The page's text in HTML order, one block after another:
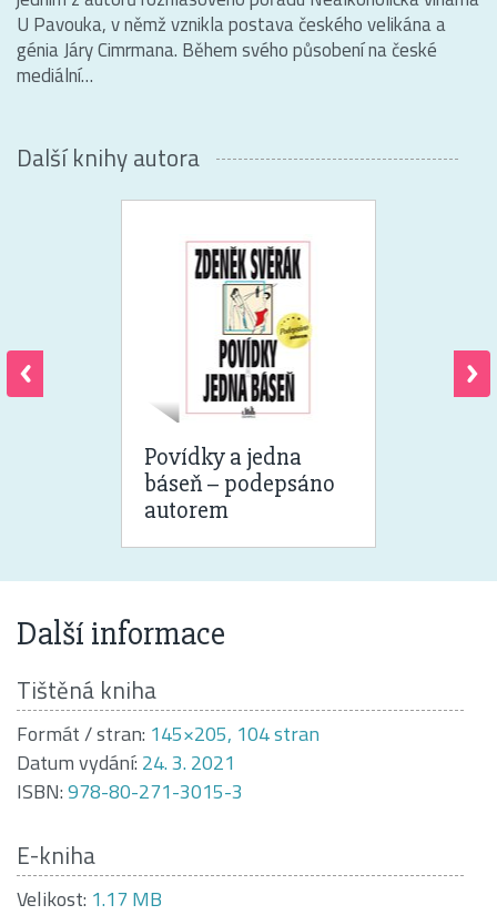
U Pavouka, v němž vznikla postava českého velikána a
génia Járy Cimrmana. Během svého působení na české
mediální…
Další knihy autora
Povídky a jedna
báseň – podepsáno
autorem
Další informace
Tištěná kniha
Formát / stran: 145×205, 104 stran
Datum vydání: 24. 3. 2021
ISBN:978-80-271-3015-3
E-kniha
Velikost: 1.17 MB